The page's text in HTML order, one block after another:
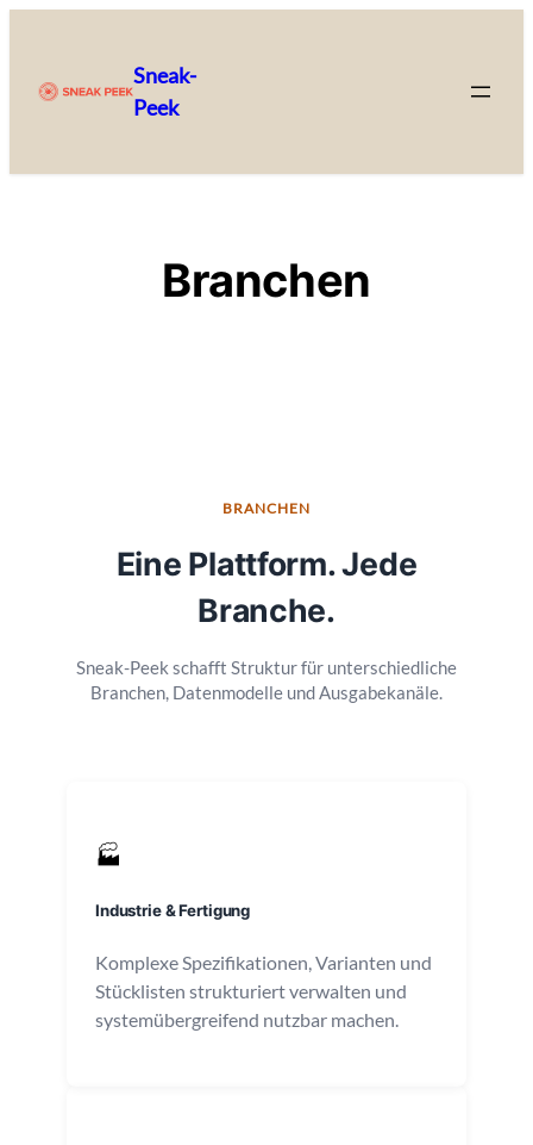
springen
Sneak-
Peek
Branchen
BRANCHEN
Eine Plattform. Jede
Branche.
Sneak-Peek schafft Struktur für unterschiedliche
Branchen, Datenmodelle und Ausgabekanäle.
🏭
Industrie & Fertigung
Komplexe Spezifikationen, Varianten und
Stücklisten strukturiert verwalten und
systemübergreifend nutzbar machen.